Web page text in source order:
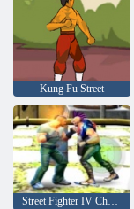
Kung Fu Street
Street Fighter IV Champion Edition